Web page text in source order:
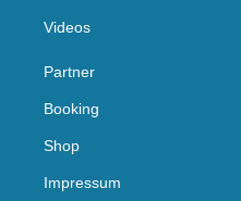
Videos
Partner
Booking
Shop
Impressum